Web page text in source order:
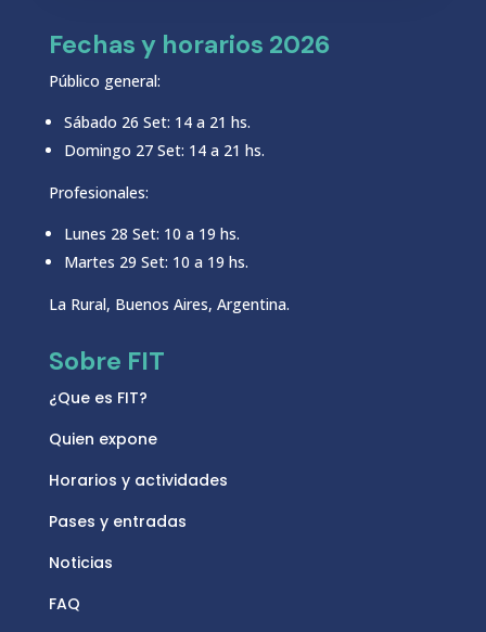
Fechas y horarios 2026
Público general:
Sábado 26 Set: 14 a 21 hs.
Domingo 27 Set: 14 a 21 hs.
Profesionales:
Lunes 28 Set: 10 a 19 hs.
Martes 29 Set: 10 a 19 hs.
La Rural, Buenos Aires, Argentina.
Sobre FIT
¿Que es FIT?
Quien expone
Horarios y actividades
Pases y entradas
Noticias
FAQ